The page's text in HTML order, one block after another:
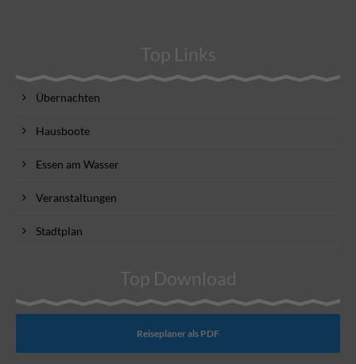
Top Links
Übernachten
Hausboote
Essen am Wasser
Veranstaltungen
Stadtplan
Top Download
Reiseplaner als PDF